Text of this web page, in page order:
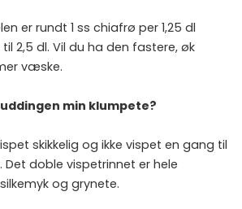
er rundt 1 ss chiafrø per 1,25 dl
2,5 dl. Vil du ha den fastere, øk
væske.
min klumpete?
skikkelig og ikke vispet en gang til
doble vispetrinnet er hele
og grynete.